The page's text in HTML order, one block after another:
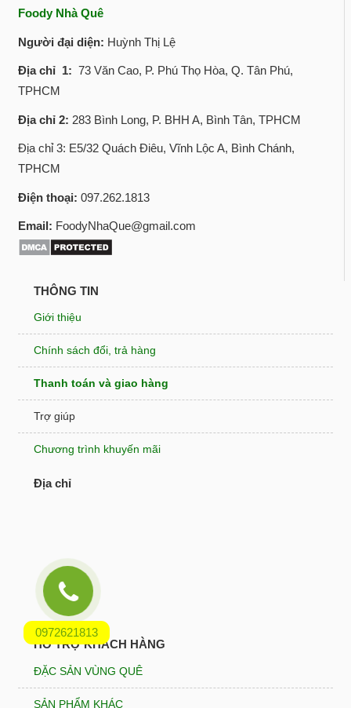
0972621813
Foody Nhà Quê
Người đại diện: Huỳnh Thị Lệ
Địa chỉ 1: 73 Văn Cao, P. Phú Thọ Hòa, Q. Tân Phú,
TPHCM
Địa chỉ 2: 283 Bình Long, P. BHH A, Bình Tân, TPHCM
Địa chỉ 3: E5/32 Quách Điêu, Vĩnh Lộc A, Bình Chánh,
TPHCM
Điện thoại: 097.262.1813
Email: FoodyNhaQue@gmail.com
THÔNG TIN
Giới thiệu
Chính sách đổi, trả hàng
Thanh toán và giao hàng
Trợ giúp
Chương trình khuyến mãi
Địa chỉ
HỖ TRỢ KHÁCH HÀNG
ĐẶC SẢN VÙNG QUÊ
SẢN PHẨM KHÁC